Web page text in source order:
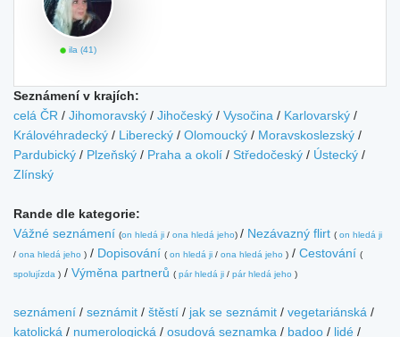
ila (41)
Seznámení v krajích:
celá ČR / Jihomoravský / Jihočeský / Vysočina / Karlovarský /
Královéhradecký / Liberecký / Olomoucký / Moravskoslezský /
Pardubický / Plzeňský / Praha a okolí / Středočeský / Ústecký /
Zlínský
Rande dle kategorie:
Vážné seznámení (on hledá ji / ona hledá jeho) / Nezávazný flirt ( on hledá ji
/ ona hledá jeho ) / Dopisování ( on hledá ji / ona hledá jeho ) / Cestování (
spolujízda ) / Výměna partnerů ( pár hledá ji / pár hledá jeho )
seznámení / seznámit / štěstí / jak se seznámit / vegetariánská /
katolická / numerologická / osudová seznamka / badoo / lidé /